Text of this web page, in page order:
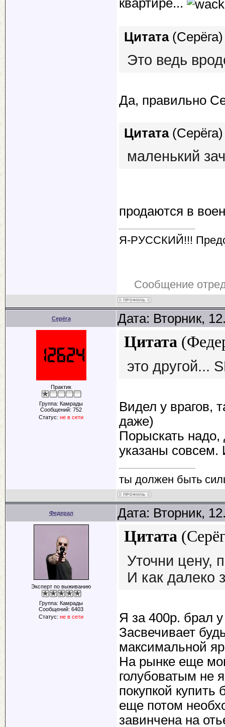
квартире...
Цитата(Серёга)
Это ведь
Да, правильно
Цитата(Серёга)
маленький
продаются в
Я-РУССКИЙ!!!
Сообщение
Серёга Дата: Вторник,
Практик
Группа: Камрады
Сообщений: 752
Статус: не в сети
Цитата (
это другой...
Видел у врагов,
даже)
Порыскать надо,
указаны совсем.
ты должен быть
Федерал Дата: Вторник,
Эксперт по выживанию
Группа: Камрады
Сообщений: 6403
Статус: не в сети
Цитата (
Уточни цену,
И как далеко
Я за 400р. брал
Засвечивает
максимальной
На рынке еще
голубоватым не
покупкой купить
еще потом
завинчена на